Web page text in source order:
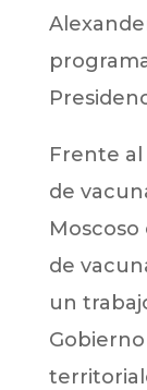
Frente
de
Moscoso
de
un